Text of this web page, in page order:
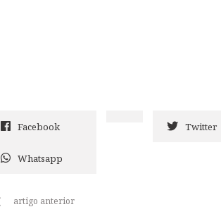
Facebook Twitter
Whatsapp
artigo anterior